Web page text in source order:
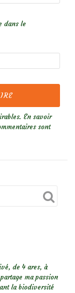
dans le
En savoir
sont
de 4 ares, à
ma passion
la biodiversité